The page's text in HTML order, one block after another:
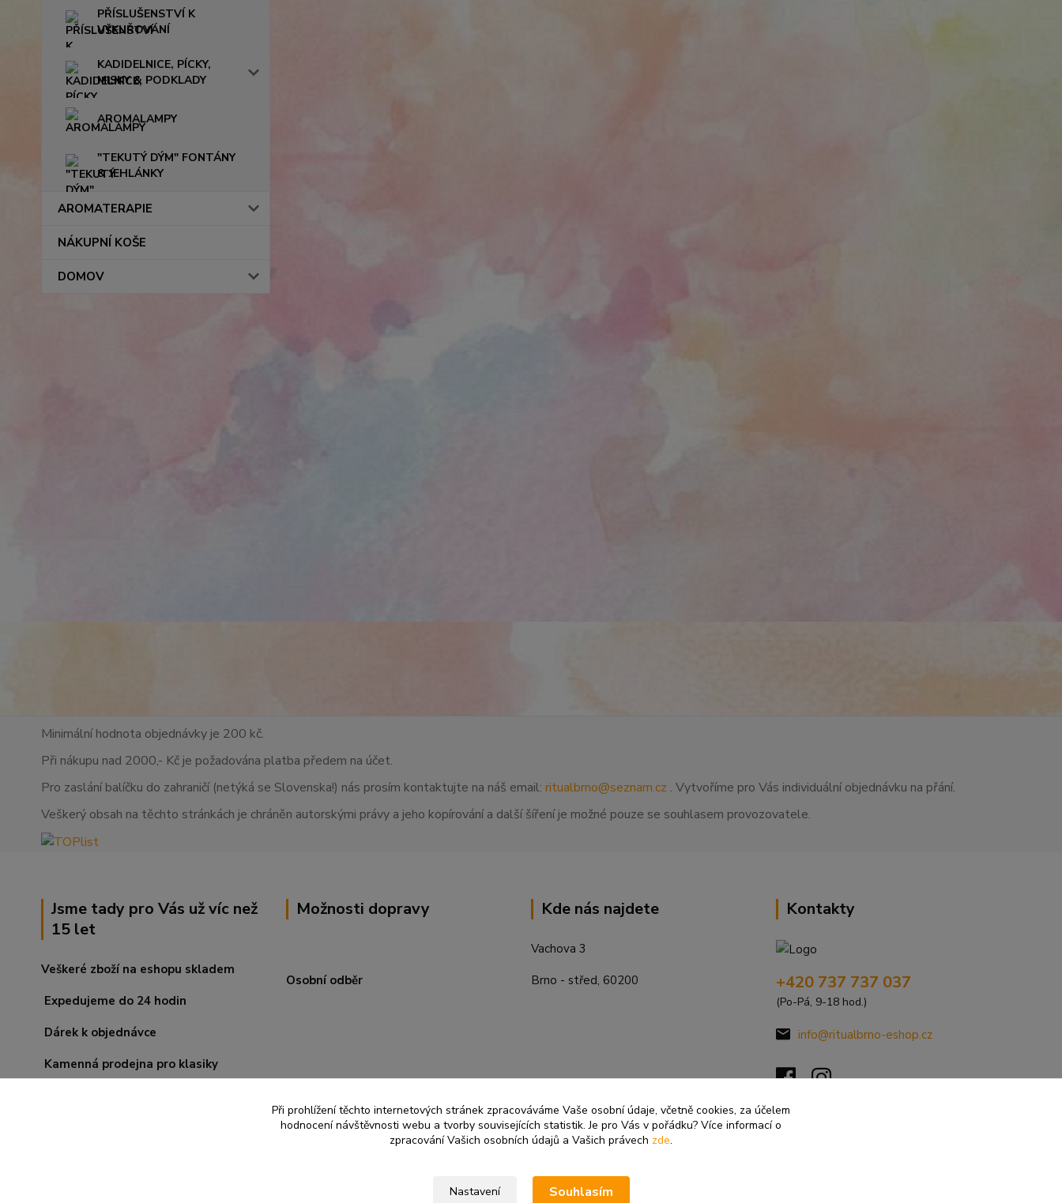
PŘÍSLUŠENSTVÍ K
VYKUŘOVÁNÍ
KADIDELNICE, PÍCKY,
MISKY & PODKLADY
AROMALAMPY
"TEKUTÝ DÝM" FONTÁNY
& JEHLÁNKY
AROMATERAPIE
NÁKUPNÍ KOŠE
DOMOV
Minimální hodnota objednávky je 200 kč.
Při nákupu nad 2000,- Kč je požadována platba předem na účet.
Pro zaslání balíčku do zahraničí (netýká se Slovenska!) nás prosím kontaktujte na náš email: ritualbrno@seznam.cz . Vytvoříme pro Vás individuální objednávku na přání.
Veškerý obsah na těchto stránkách je chráněn autorskými právy a jeho kopírování a další šíření je možné pouze se souhlasem provozovatele.
Jsme tady pro Vás už víc než
15 let
Veškeré zboží na eshopu skladem
Expedujeme do 24 hodin
Dárek k objednávce
Kamenná prodejna pro klasiky
Možnosti dopravy
Osobní odběr
Kde nás najdete
Vachova 3
Brno - střed, 60200
Kontakty
+420 737 737 037
(Po-Pá, 9-18 hod.)
info@ritualbrno-eshop.cz
Při prohlížení těchto internetových stránek zpracováváme Vaše osobní údaje, včetně cookies, za účelem
hodnocení návštěvnosti webu a tvorby souvisejících statistik. Je pro Vás v pořádku? Více informací o
zpracování Vašich osobních údajů a Vašich právech zde.
Nastavení Souhlasím